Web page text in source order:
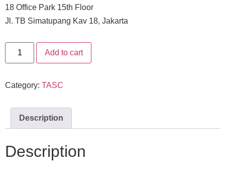
18 Office Park 15th Floor
Jl. TB Simatupang Kav 18, Jakarta
Add to cart
Category: TASC
Description
Description